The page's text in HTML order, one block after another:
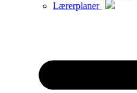
Lærerplaner